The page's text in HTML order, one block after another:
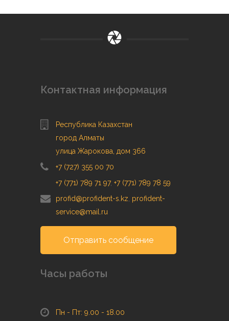
Контактная информация
Республика Казахстан
город Алматы
улица Жарокова, дом 366
+7 (727) 355 00 70
+7 (771) 789 71 97, +7 (771) 789 78 59
profid@profident-s.kz profident-
service@mail.ru
Отправить сообщение
Часы работы
Пн - Пт: 9.00 - 18.00